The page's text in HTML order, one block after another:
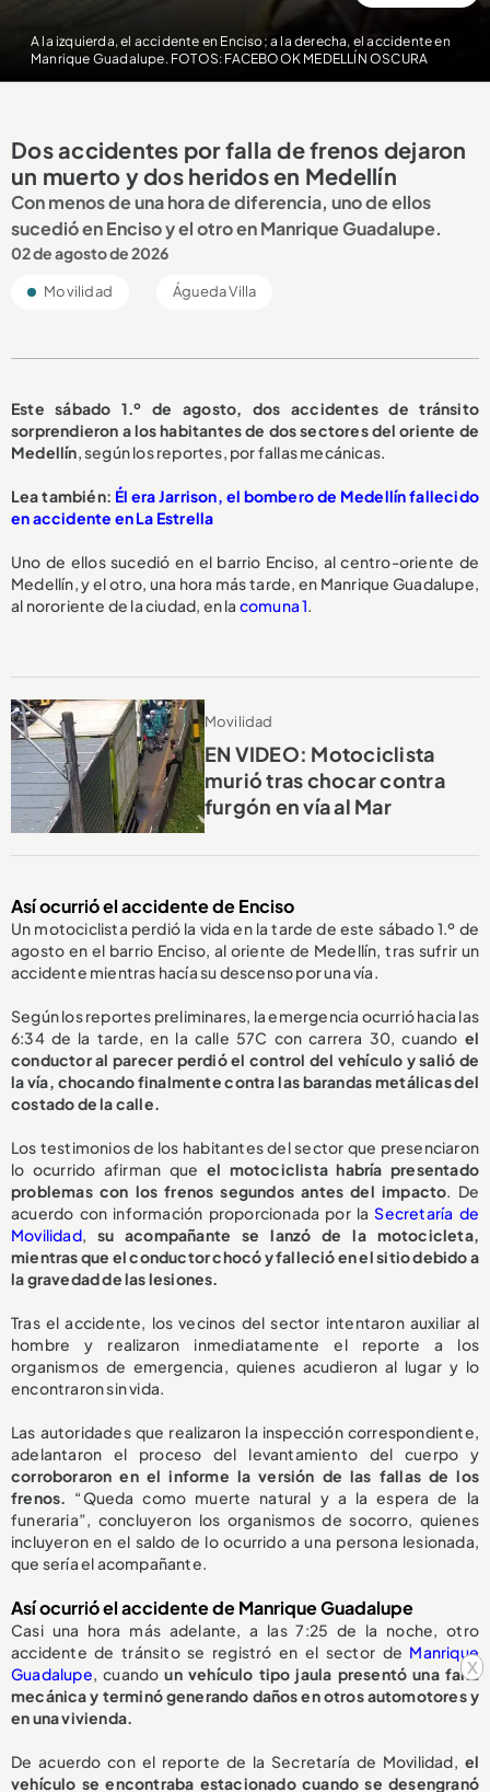
x
A la izquierda, el accidente en Enciso; a la derecha, el accidente en
Manrique Guadalupe. FOTOS: FACEBOOK MEDELLÍN OSCURA
Dos accidentes por falla de frenos dejaron
un muerto y dos heridos en Medellín
Con menos de una hora de diferencia, uno de ellos
sucedió en Enciso y el otro en Manrique Guadalupe.
02 de agosto de 2026
Movilidad Águeda Villa
Este sábado 1.º de agosto, dos accidentes de tránsito
sorprendieron a los habitantes de dos sectores del oriente de
Medellín, según los reportes, por fallas mecánicas.
Lea también: Él era Jarrison, el bombero de Medellín fallecido
en accidente en La Estrella
Uno de ellos sucedió en el barrio Enciso, al centro-oriente de
Medellín, y el otro, una hora más tarde, en Manrique Guadalupe,
al nororiente de la ciudad, en la comuna 1.
Movilidad
EN VIDEO: Motociclista
murió tras chocar contra
furgón en vía al Mar
Así ocurrió el accidente de Enciso
Un motociclista perdió la vida en la tarde de este sábado 1.º de
agosto en el barrio Enciso, al oriente de Medellín, tras sufrir un
accidente mientras hacía su descenso por una vía.
Según los reportes preliminares, la emergencia ocurrió hacia las
6:34 de la tarde, en la calle 57C con carrera 30, cuando el
conductor al parecer perdió el control del vehículo y salió de
la vía, chocando finalmente contra las barandas metálicas del
costado de la calle.
Los testimonios de los habitantes del sector que presenciaron
lo ocurrido afirman que el motociclista habría presentado
problemas con los frenos segundos antes del impacto. De
acuerdo con información proporcionada por laSecretaría de
Movilidad, su acompañante se lanzó de la motocicleta,
mientras que el conductor chocó y falleció en el sitio debido a
la gravedad de las lesiones.
Tras el accidente, los vecinos del sector intentaron auxiliar al
hombre y realizaron inmediatamente el reporte a los
organismos de emergencia, quienes acudieron al lugar y lo
encontraron sin vida.
Las autoridades que realizaron la inspección correspondiente,
adelantaron el proceso del levantamiento del cuerpo y
corroboraron en el informe la versión de las fallas de los
frenos. “Queda como muerte natural y a la espera de la
funeraria”, concluyeron los organismos de socorro, quienes
incluyeron en el saldo de lo ocurrido a una persona lesionada,
que sería el acompañante.
Así ocurrió el accidente de Manrique Guadalupe
Casi una hora más adelante, a las 7:25 de la noche, otro
accidente de tránsito se registró en el sector de Manrique
Guadalupe, cuandoun vehículo tipo jaula presentó una falla
mecánica y terminó generando daños en otros automotores y
en una vivienda.
De acuerdo con el reporte de la Secretaría de Movilidad, el
vehículo se encontraba estacionado cuando se desengranó